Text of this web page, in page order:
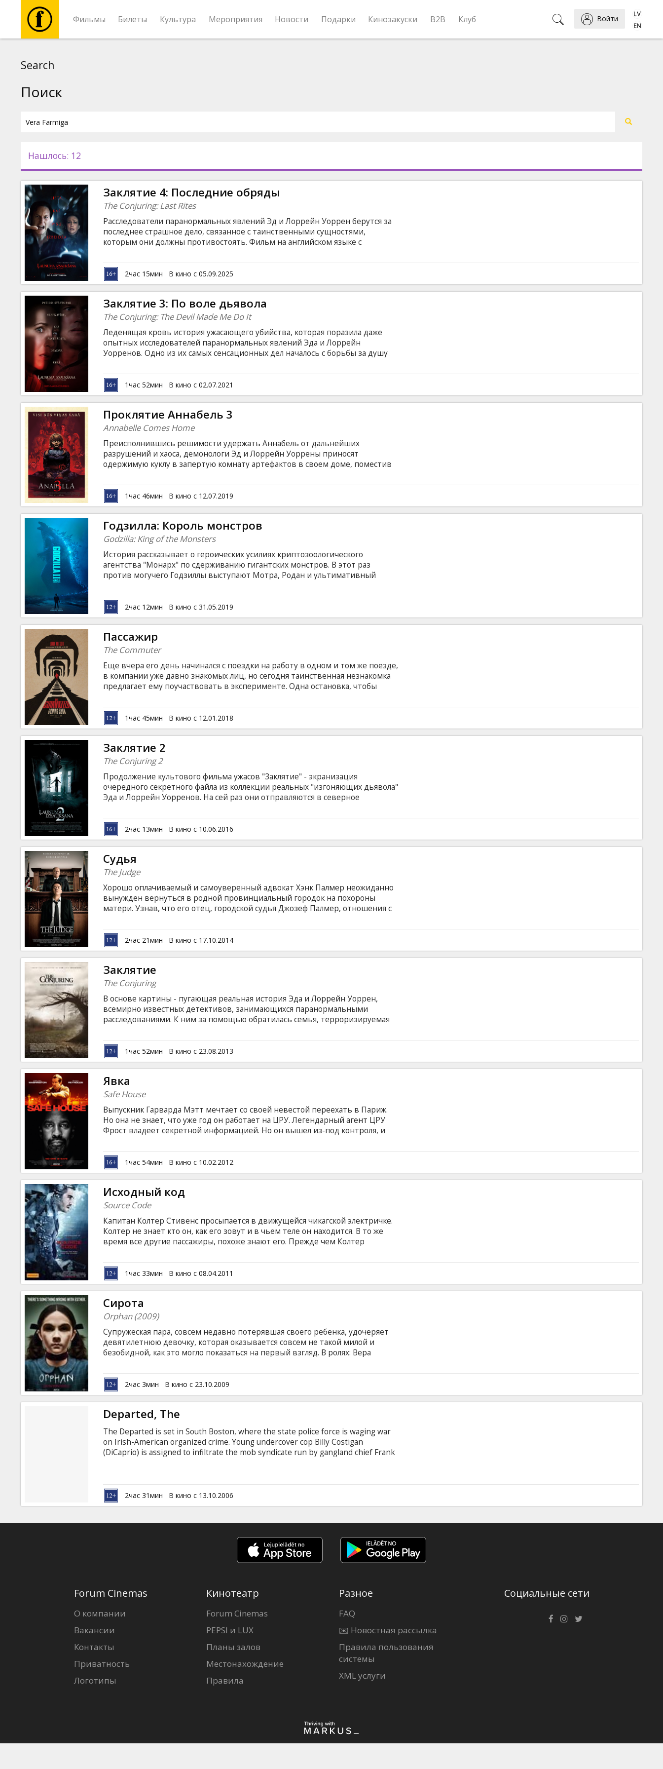
Фильмы Билеты Культура Мероприятия Новости Подарки Кинозакуски B2B Клуб Войти
Новости
Подарки
Кинозакуски
Клуб
Search
Поиск
Нашлось: 12
Заклятие 4: Последние обряды
The Conjuring: Last Rites
Расследователи паранормальных явлений Эд и Лоррейн Уоррен берутся за
последнее страшное дело, связанное с таинственными сущностями,
которым они должны противостоять. Фильм на английском языке с
2час 15мин В кино с 05.09.2025
Заклятие 3: По воле дьявола
The Conjuring: The Devil Made Me Do It
Леденящая кровь история ужасающего убийства, которая поразила даже
опытных исследователей паранормальных явлений Эда и Лоррейн
Уорренов. Одно из их самых сенсационных дел началось с борьбы за душу
впервые в истории США подозреваемый в убийстве в свою защиту заявил,
что был одержим демоном. Фильм на английском языке с субтитрами на
латышском и русском языках.
1час 52мин В кино с 02.07.2021
Проклятие Аннабель 3
Annabelle Comes Home
Преисполнившись решимости удержать Аннабель от дальнейших
разрушений и хаоса, демонологи Эд и Лоррейн Уоррены приносят
одержимую куклу в запертую комнату артефактов в своем доме, поместив
священника. Однако беспросветная ночь ужаса ждет обитателей дома, когда
Аннабель пробуждает злых духов комнаты и их новой мишенью становится
десятилетняя дочь Уорренов Джуди и ее друзья. Фильм на английском
языке с субтитрами на латышском и русском языках.
1час 46мин В кино с 12.07.2019
Годзилла: Король монстров
Godzilla: King of the Monsters
История рассказывает о героических усилиях криптозоологического
агентства "Монарх" по сдерживанию гигантских монстров. В этот раз
против могучего Годзиллы выступают Мотра, Родан и ультимативный
суперхищники, со временем превратившиеся в полузабытые мифы,
восстают снова, чтобы сойтись в схватке, человечеству остаётся отойти в
сторонку и постараться не погибнуть. Фильм на английском языке с
субтитрами на латышском и русском языках.
2час 12мин В кино с 31.05.2019
Пассажир
The Commuter
Еще вчера его день начинался с поездки на работу в одном и том же поезде,
в компании уже давно знакомых лиц, но сегодня таинственная незнакомка
предлагает ему поучаствовать в эксперименте. Одна остановка, чтобы
игра начинается… Фильм на английском языке с субтитрами на латышском и
русском языках.
1час 45мин В кино с 12.01.2018
Заклятие 2
The Conjuring 2
Продолжение культового фильма ужасов "Заклятие" - экранизация
очередного секретного файла из коллекции реальных "изгоняющих дьявола"
Эда и Лоррейн Уорренов. На сей раз они отправляются в северное
одного из которых вселился демон. Впрочем, сразу становится понятно, что
обитающий в доме матери-одиночки демон – лишь пешка в руках куда
более страшной потусторонней нечисти. Фильм на английском языке с
субтитрами на латышском и русском языках.
2час 13мин В кино с 10.06.2016
Судья
The Judge
Хорошо оплачиваемый и самоуверенный адвокат Хэнк Палмер неожиданно
вынужден вернуться в родной провинциальный городок на похороны
матери. Узнав, что его отец, городской судья Джозеф Палмер, отношения с
вышедшего на свободу заключенного, Хэнк решает выяснить правду и
защищать собственного отца в суде. "Судья" - чувственная и
проникновенная драмедия о семейных ценностях, взаимных обидах и
прощении.
2час 21мин В кино с 17.10.2014
Заклятие
The Conjuring
В основе картины - пугающая реальная история Эда и Лоррейн Уоррен,
всемирно известных детективов, занимающихся паранормальными
расследованиями. К ним за помощью обратилась семья, терроризируемая
могущественной демонической сущностью Уоррены сталкиваются с самым
пугающим случаем в своей жизни. Фильм на английском языке с субтитрами
на латышском и русском языках.
1час 52мин В кино с 23.08.2013
Явка
Safe House
Выпускник Гарварда Мэтт мечтает со своей невестой переехать в Париж.
Но она не знает, что уже год он работает на ЦРУ. Легендарный агент ЦРУ
Фрост владеет секретной информацией. Но он вышел из-под контроля, и
Их пути пересекутся в одном из красивейших городов мира — Кейптауне,
где каждый должен будет сделать свой выбор.
1час 54мин В кино с 10.02.2012
Исходный код
Source Code
Капитан Колтер Стивенс просыпается в движущейся чикагской электричке.
Колтер не знает кто он, как его зовут и в чьем теле он находится. В то же
время все другие пассажиры, похоже знают его. Прежде чем Колтер
следствии которого гибнут все пассажиры... Впрочем, уже спустя секунду
капитан снова оказывается в этом же поезде, переживая все те же события
заново. Как выясняется, Колтер – часть компьютерной программы и его
задание: в течение 17 минут найти и обезвредить террориста, тем самым
предотвратив катастрофу.
1час 33мин В кино с 08.04.2011
Сирота
Orphan (2009)
Супружеская пара, совсем недавно потерявшая своего ребенка, удочеряет
девятилетнюю девочку, которая оказывается совсем не такой милой и
безобидной, как это могло показаться на первый взгляд. В ролях: Вера
Беннетт, Марго Мартиндейл, Карел Роден, Ариана Энджиниа, Розмари
Дансмор Режиссер: Хаум Серра Фильм на английском языке с субтитрами на
латышском и русском языках.
2час 3мин В кино с 23.10.2009
Departed, The
The Departed is set in South Boston, where the state police force is waging war
on Irish-American organized crime. Young undercover cop Billy Costigan
(DiCaprio) is assigned to infiltrate the mob syndicate run by gangland chief Frank
an informer for the syndicate, is rising to a position of power in the Special
Investigation Unit.
2час 31мин В кино с 13.10.2006
Forum Cinemas
О компании
Вакансии
Контакты
Приватность
Логотипы
Кинотеатр
Forum Cinemas
PEPSI и LUX
Планы залов
Местонахождение
Правила
Разное
FAQ
✉️ Новостная рассылка
Правила пользования
системы
XML услуги
Социальные сети